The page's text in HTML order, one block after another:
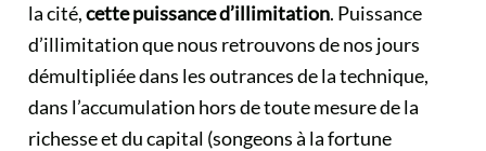
la cité,cette puissance d’illimitation. Puissance
d’illimitation que nous retrouvons de nos jours
démultipliée dans les outrances de la technique,
dans l’accumulation hors de toute mesure de la
richesse et du capital (songeons à la fortune